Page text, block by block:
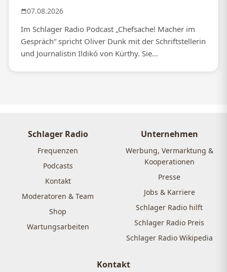
07.08.2026
Im Schlager Radio Podcast „Chefsache! Macher im
Gespräch“ spricht Oliver Dunk mit der Schriftstellerin
und Journalistin Ildikó von Kürthy. Sie...
Schlager Radio
Frequenzen
Podcasts
Kontakt
Moderatoren & Team
Shop
Wartungsarbeiten
Unternehmen
Werbung, Vermarktung &
Kooperationen
Presse
Jobs & Karriere
Schlager Radio hilft
Schlager Radio Preis
Schlager Radio Wikipedia
Kontakt